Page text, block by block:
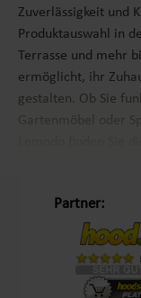
Zuverlässigkeit und
Produktauswahl in
Terrasse und mehr
ermöglicht, ihr
gestalten. Ob Sie
Gartenmöbel oder
Lemodo finden Sie
Mit dem Leitsatz
unser Ziel, das
angenehm wie
Partner: